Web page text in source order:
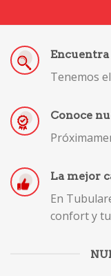
Tenemos
Conoce
La mejor
En
confort y